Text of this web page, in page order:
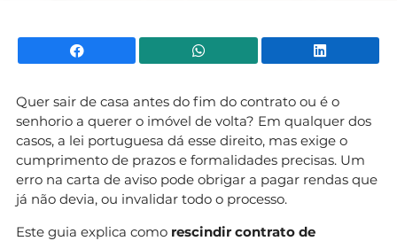
Facebook WhatsApp
Quer sair de casa antes do fim do contrato ou é o
senhorio a querer o imóvel de volta? Em qualquer dos
casos, a lei portuguesa dá esse direito, mas exige o
cumprimento de prazos e formalidades precisas. Um
erro na carta de aviso pode obrigar a pagar rendas que
já não devia, ou invalidar todo o processo.
Este guia explica como rescindir contrato de